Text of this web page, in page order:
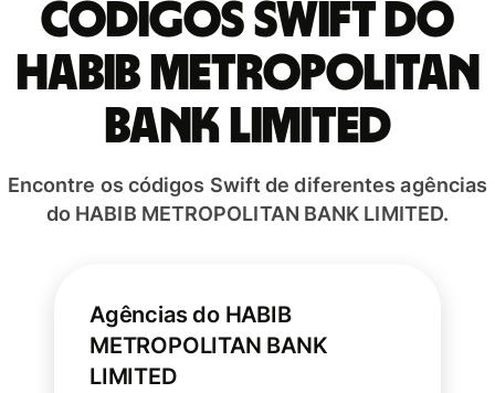
Códigos Swift do
HABIB METROPOLITAN
BANK LIMITED
Encontre os códigos Swift de diferentes agências
do HABIB METROPOLITAN BANK LIMITED.
Agências do HABIB
METROPOLITAN BANK
LIMITED